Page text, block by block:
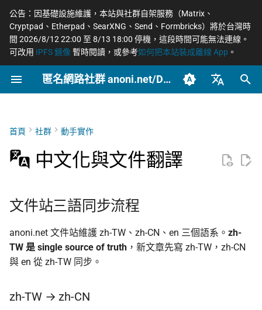
公告：因基礎設施維護，本站與社群自架服務（Matrix、
Cryptpad、Etherpad、SearXNG、Send、Formbricks）將於台灣時
間 2026/8/12 22:00 至 8/13 18:00 停機，這段時間可能無法連線。
可改用 IPFS 鏡像 暫時閱讀，或參考如何把本站裝成離線 App 。
匿名網路社群 anoni.net/Docs
English (en-US)
正
初
尋
擎
概念 網路自由為什麼重要
威脅模型如何建立
料
什麼是匿名網路？
Tor Snowflake
加密 DNS 怎麼選、怎
場景
一般人平常該做到什麼
LGBTQ+ 與性少數的匿
選舉觀察員的自保
進階
端對端加密如何運作
零知識身分驗證與支付
網路政變 - InterSecLab
OONI 網站檢測清單
Tor Relays 觀測點
台灣 VASP 法 2026
揭弊者保護法的技術觀察
軟體更新日誌 Tor 更新日誌
OONI 更新日誌
2026
文章類型
OONI
Tor
文章
如何參與與認領主題
貢獻者百科
BECOME_ANONI
文件站三語同步流程
zh-TW → en
相關規則檔
zh_Hans）
上游翻譯工作流：從 Weblate
2026 年度路線圖
Tor Relay 校園建立研究專
COSCUP 2026 公開徵稿
匿名網路工作坊 2025/08
籌備：匿名網路工作坊
2025/08
持續關注
首頁 社群 動手實作
中文化與文件翻譯
文件站三語同步流程
anoni.net 文件站維護 zh-TW、zh-CN、en 三個語系。 zh-
TW 是 single source of truth ，新文章先寫 zh-TW，zh-CN
與 en 從 zh-TW 同步。
zh-TW → zh-CN